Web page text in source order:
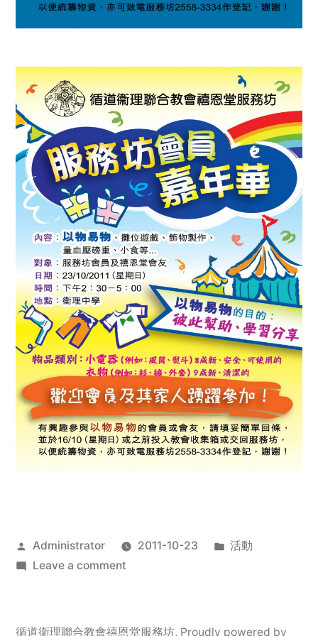
Posted
by
Administrator 2011-10-23
Posted
活動
Leave a commenton
服
循道衛理聯合教會禧恩堂服務坊, Proudly powered by